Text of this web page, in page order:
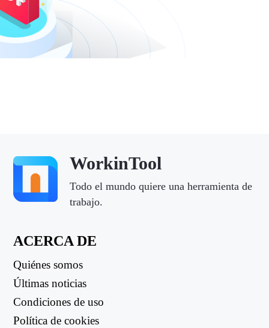
WorkinTool
Todo el mundo quiere una herramienta de
trabajo.
ACERCA DE
Quiénes somos
Últimas noticias
Condiciones de uso
Política de cookies